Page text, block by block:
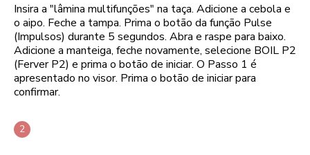
Insira a "lâmina multifunções" na taça. Adicione a cebola e
o aipo. Feche a tampa. Prima o botão da função Pulse
(Impulsos) durante 5 segundos. Abra e raspe para baixo.
Adicione a manteiga, feche novamente, selecione BOIL P2
(Ferver P2) e prima o botão de iniciar. O Passo 1 é
apresentado no visor. Prima o botão de iniciar para
confirmar.